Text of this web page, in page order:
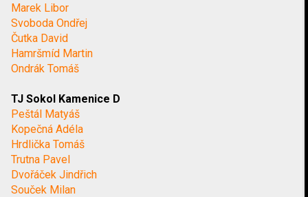
Marek Libor
Svoboda Ondřej
Čutka David
Hamršmíd Martin
Ondrák Tomáš
TJ Sokol Kamenice D
Peštál Matyáš
Kopečná Adéla
Hrdlička Tomáš
Trutna Pavel
Dvořáček Jindřich
Souček Milan